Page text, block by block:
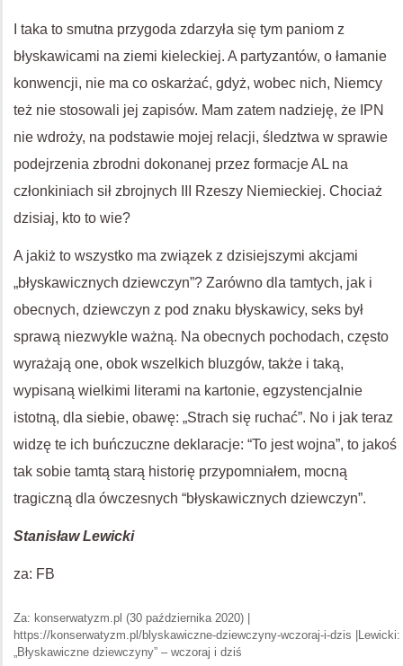
I taka to smutna przygoda zdarzyła się tym paniom z
błyskawicami na ziemi kieleckiej. A partyzantów, o łamanie
konwencji, nie ma co oskarżać, gdyż, wobec nich, Niemcy
też nie stosowali jej zapisów. Mam zatem nadzieję, że IPN
nie wdroży, na podstawie mojej relacji, śledztwa w sprawie
podejrzenia zbrodni dokonanej przez formacje AL na
członkiniach sił zbrojnych III Rzeszy Niemieckiej. Chociaż
dzisiaj, kto to wie?
A jakiż to wszystko ma związek z dzisiejszymi akcjami
„błyskawicznych dziewczyn”? Zarówno dla tamtych, jak i
obecnych, dziewczyn z pod znaku błyskawicy, seks był
sprawą niezwykle ważną. Na obecnych pochodach, często
wyrażają one, obok wszelkich bluzgów, także i taką,
wypisaną wielkimi literami na kartonie, egzystencjalnie
istotną, dla siebie, obawę: „Strach się ruchać”. No i jak teraz
widzę te ich buńczuczne deklaracje: “To jest wojna”, to jakoś
tak sobie tamtą starą historię przypomniałem, mocną
tragiczną dla ówczesnych “błyskawicznych dziewczyn”.
Stanisław Lewicki
za: FB
Za: konserwatyzm.pl (30 października 2020) |
https://konserwatyzm.pl/blyskawiczne-dziewczyny-wczoraj-i-dzis |Lewicki:
„Błyskawiczne dziewczyny” – wczoraj i dziś